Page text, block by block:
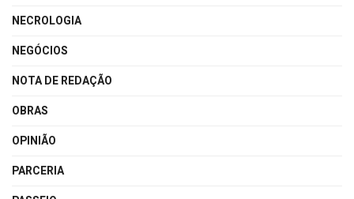
NECROLOGIA
NEGÓCIOS
NOTA DE REDAÇÃO
OBRAS
OPINIÃO
PARCERIA